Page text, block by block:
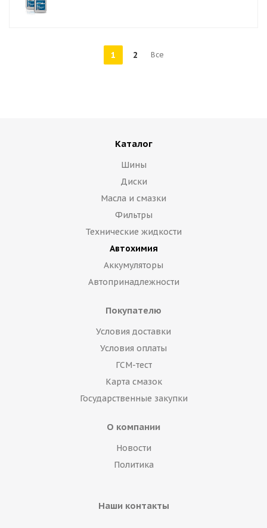
1 2 Все
Каталог
Шины
Диски
Масла и смазки
Фильтры
Технические жидкости
Автохимия
Аккумуляторы
Автопринадлежности
Покупателю
Условия доставки
Условия оплаты
ГСМ-тест
Карта смазок
Государственные закупки
О компании
Новости
Политика
Наши контакты